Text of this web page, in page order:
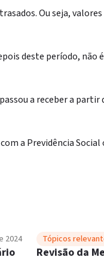
Ou seja,
deste período, não
a receber a partir
a Previdência Social
2024 Tópicos
Revisão da